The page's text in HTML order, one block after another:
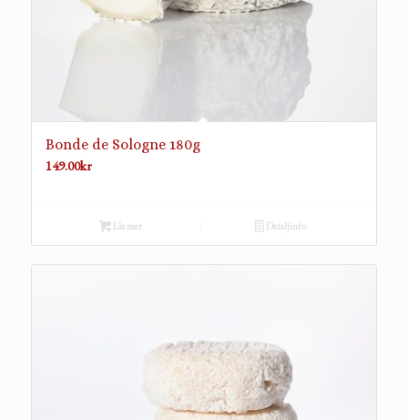
Bonde de Sologne 180g
149.00kr
Läs mer Detaljinfo